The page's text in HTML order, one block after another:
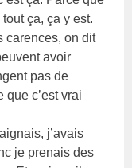
ça, ça y est.
carences, on dit
avoir
pas de
c’est vrai
j’avais
je prenais des